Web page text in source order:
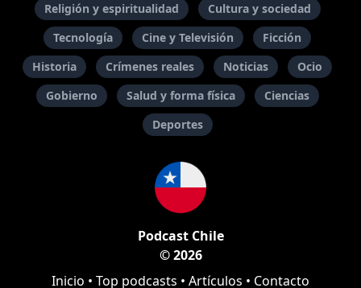
Religión y espiritualidad
Cultura y sociedad
Tecnología
Cine y Televisión
Ficción
Historia
Crímenes reales Noticias
Ocio
Gobierno
Salud y forma física
Ciencias
Deportes
Podcast Chile
© 2026
Inicio • Top podcasts • Artículos • Contacto